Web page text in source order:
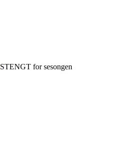
STENGT for sesongen